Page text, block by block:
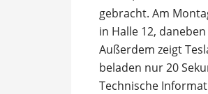
gebracht. Am
in Halle 12,
Außerdem zeigt
beladen nur 20
Technische